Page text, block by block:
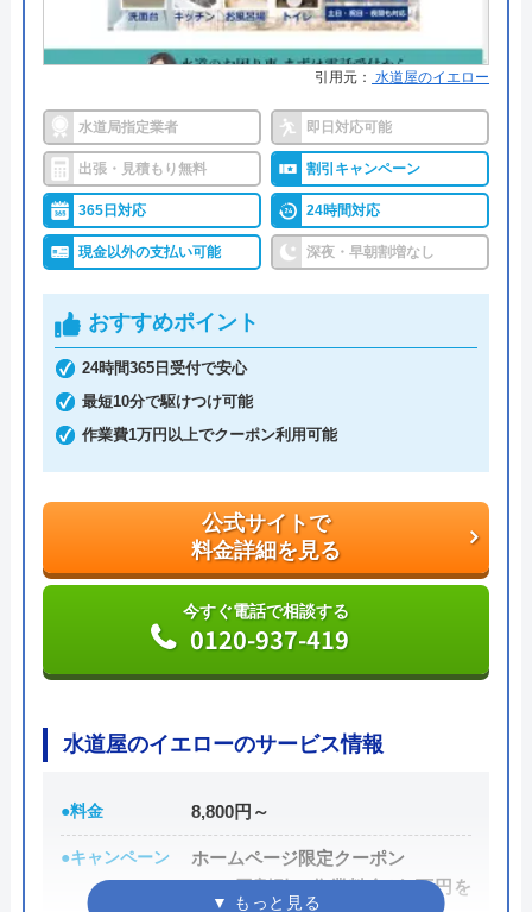
無料保証を用意
詳細は公式HPでご確認ください
クリーンライフがおすすめの理由
クリーンライフは年中無休で、最短30分駆けつけ、
休日・深夜も出張費無料などのサービスを売りにし
ています。
指定給水装置工事事業者（水道局指定工事店）で下
請けに依頼することなく自社でしっかりと教育や研
修を受けた有資格者のスタッフが対応してくれるの
で安心です。
また、見積もり時や施工後などにトラブルが起こっ
た場合には、スタッフから渡されている名刺の裏に
書かれている番号に電話すれば、各エリアの担当が
対応してくれます。見積もり無料で、キャンセル料
も不要です。施工前に必ず修理内容と費用を提示
し、施主が納得した上で修理を行います。
料金詳細を見る
0120-707-053
引用元： 水道屋のイエロー
水道局指定業者 即日対応可能
出張・見積もり無料 割引キャンペーン
365日対応 24時間対応
現金以外の支払い可能 深夜・早朝割増なし
おすすめポイント
24時間365日受付で安心
最短10分で駆けつけ可能
作業費1万円以上でクーポン利用可能
公式サイトで
料金詳細を見る
今すぐ電話で相談する
0120-937-419
水道屋のイエローのサービス情報
●料金 8,800円～
●キャンペーン
ホームページ限定クーポン
1,000円割引（作業料金が1万円を